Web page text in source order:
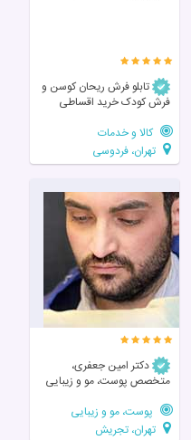
تابلو فرش ریحان کوسن و
فرش کودک خرید اقساطی
کالا و خدمات
تهران، فردوسی
دکتر امین جعفری،
متخصص پوست، مو و زیبایی
پوست، مو و زیبایی
تهران، تجریش